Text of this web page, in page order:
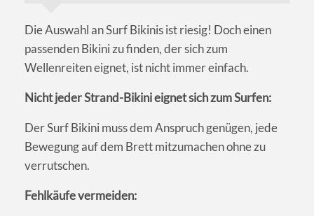
Die Auswahl an Surf Bikinis ist riesig! Doch einen
passenden Bikini zu finden, der sich zum
Wellenreiten eignet, ist nicht immer einfach.
Nicht jeder Strand-Bikini eignet sich zum Surfen:
Der Surf Bikini muss dem Anspruch genügen, jede
Bewegung auf dem Brett mitzumachen ohne zu
verrutschen.
Fehlkäufe vermeiden: